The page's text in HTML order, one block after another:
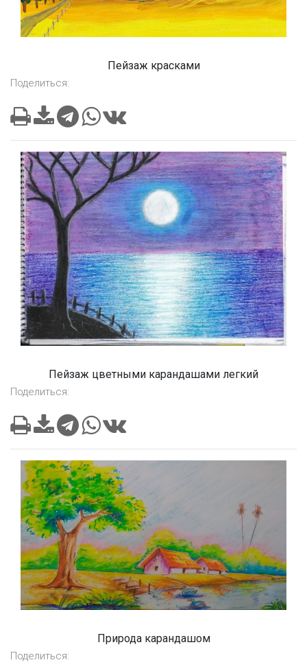
Пейзаж красками
Поделиться:
Пейзаж цветными карандашами легкий
Поделиться:
Природа карандашом
Поделиться: